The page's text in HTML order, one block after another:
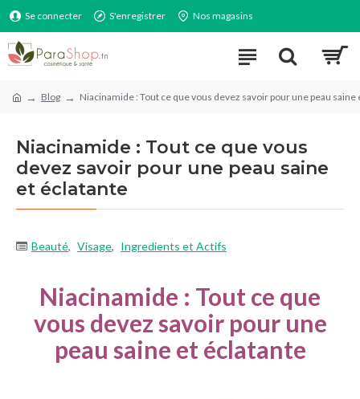
Se connecter S'enregistrer Nos magasins
Blog Niacinamide : Tout ce que vous devez savoir pour une peau saine
Niacinamide : Tout ce que vous
devez savoir pour une peau saine
et éclatante
Beauté, Visage, Ingredients et Actifs
Niacinamide : Tout ce que
vous devez savoir pour une
peau saine et éclatante